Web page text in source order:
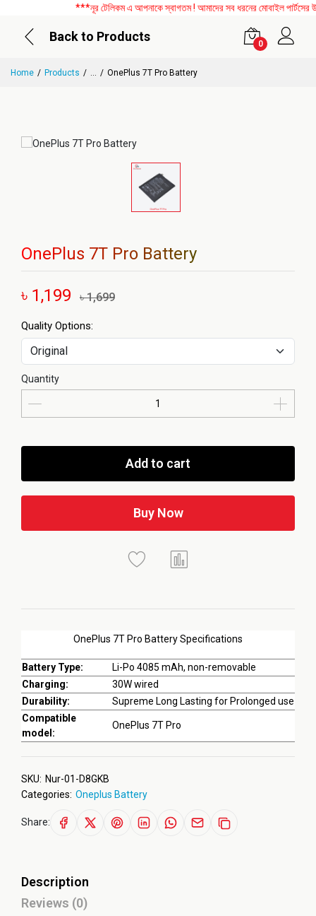
***নূর টেলিকম এ আপনাকে স্বাগতম ! আমাদের সব ধরনের মোবাইল পার্টসের
Back to Products
0
Home Products ... OnePlus 7T Pro Battery
OnePlus 7T Pro Battery
৳ 1,199 ৳ 1,699
OnePlus 7T Pro Battery Specifications
Battery Type:
Li-Po 4085 mAh, non-removable
Charging:
30W wired
Durability:
Supreme Long Lasting for Prolonged use
Compatible
model:
OnePlus 7T Pro
Quality Options:
Quantity
Add to cart
Buy Now
SKU: Nur-01-D8GKB
Categories: Oneplus Battery
Share:
Description
Reviews (0)